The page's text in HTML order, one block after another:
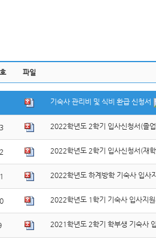
파일
기숙사 관리비 및 식비 환급 신청서
2022학년도 2학기 입사신청서(졸
2022학년도 2학기 입사신청서(재
2022학년도 하계방학 기숙사 입사
2022학년도 1학기 기숙사 입사지원
2021학년도 2학기 학부생 기숙사